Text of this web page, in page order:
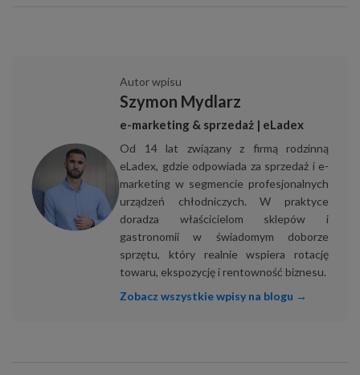
Autor wpisu
Szymon Mydlarz
e-marketing & sprzedaż | eLadex
Od 14 lat związany z firmą rodzinną
eLadex, gdzie odpowiada za sprzedaż i e-
marketing w segmencie profesjonalnych
urządzeń chłodniczych. W praktyce
doradza właścicielom sklepów i
gastronomii w świadomym doborze
sprzętu, który realnie wspiera rotację
towaru, ekspozycję i rentowność biznesu.
Zobacz wszystkie wpisy na blogu →